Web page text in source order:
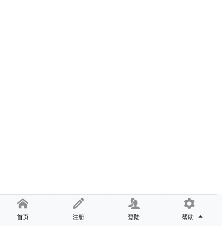
首页 注册 登陆 帮助